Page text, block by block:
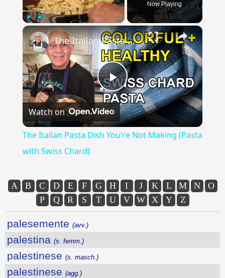
Unmute Fullscreen
Now Playing
×
Play
Video
The Italian Pasta Dish You’re Not Making (Pasta with Swiss Chard)
Watch on
The Italian Pasta Dish You’re Not Making (Pasta
with Swiss Chard)
A B C D E F G H I J K L M N
O
P
Q R S T U V W X Y Z
palesemente (avv.)
palestina (s. femm.)
palestinese (s. masch.)
palestinese (agg.)